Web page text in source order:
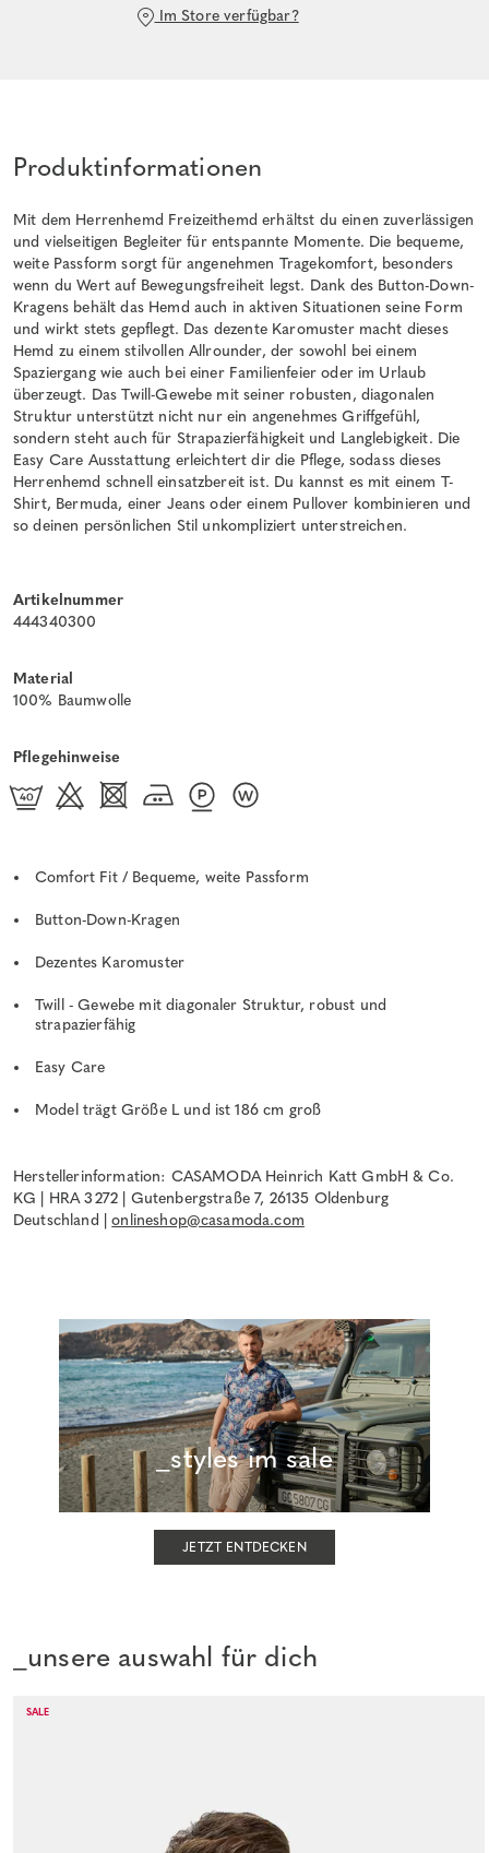
Im Store verfügbar?
Produktinformationen
Mit dem Herrenhemd Freizeithemd erhältst du einen zuverlässigen
und vielseitigen Begleiter für entspannte Momente. Die bequeme,
weite Passform sorgt für angenehmen Tragekomfort, besonders
wenn du Wert auf Bewegungsfreiheit legst. Dank des Button-Down-
Kragens behält das Hemd auch in aktiven Situationen seine Form
und wirkt stets gepflegt. Das dezente Karomuster macht dieses
Hemd zu einem stilvollen Allrounder, der sowohl bei einem
Spaziergang wie auch bei einer Familienfeier oder im Urlaub
überzeugt. Das Twill-Gewebe mit seiner robusten, diagonalen
Struktur unterstützt nicht nur ein angenehmes Griffgefühl,
sondern steht auch für Strapazierfähigkeit und Langlebigkeit. Die
Easy Care Ausstattung erleichtert dir die Pflege, sodass dieses
Herrenhemd schnell einsatzbereit ist. Du kannst es mit einem T-
Shirt, Bermuda, einer Jeans oder einem Pullover kombinieren und
so deinen persönlichen Stil unkompliziert unterstreichen.
Artikelnummer
444340300
Material
100% Baumwolle
Pflegehinweise
Comfort Fit / Bequeme, weite Passform
Button-Down-Kragen
Dezentes Karomuster
Twill - Gewebe mit diagonaler Struktur, robust und
strapazierfähig
Easy Care
Model trägt Größe L und ist 186 cm groß
Herstellerinformation: CASAMODA Heinrich Katt GmbH & Co.
KG | HRA 3272 | Gutenbergstraße 7, 26135 Oldenburg
Deutschland |onlineshop@casamoda.com
_styles im sale
JETZT ENTDECKEN
_unsere auswahl für dich
SALE